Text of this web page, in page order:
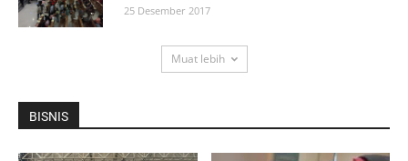
25 Desember 2017
Muat lebih
BISNIS